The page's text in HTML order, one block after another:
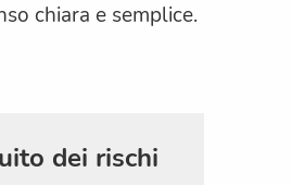
chiara e semplice.
dei rischi